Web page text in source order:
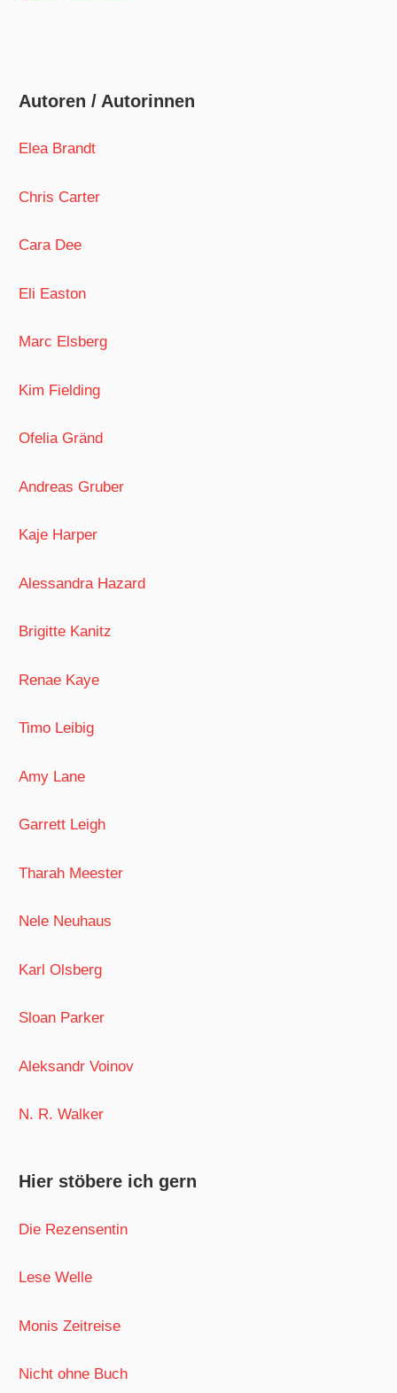
Autoren / Autorinnen
Elea Brandt
Chris Carter
Cara Dee
Eli Easton
Marc Elsberg
Kim Fielding
Ofelia Gränd
Andreas Gruber
Kaje Harper
Alessandra Hazard
Brigitte Kanitz
Renae Kaye
Timo Leibig
Amy Lane
Garrett Leigh
Tharah Meester
Nele Neuhaus
Karl Olsberg
Sloan Parker
Aleksandr Voinov
N. R. Walker
Hier stöbere ich gern
Die Rezensentin
Lese Welle
Monis Zeitreise
Nicht ohne Buch